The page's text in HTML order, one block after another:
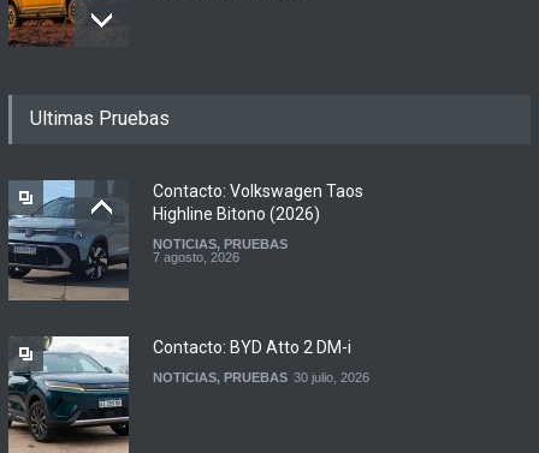
renovadas S2 y Skua 150 en
7 agosto, 2026
Argentina y Ecuador
Ultimas Pruebas
Contacto: Volkswagen Taos
Highline Bitono (2026)
NOTICIAS, PRUEBAS
7 agosto, 2026
Contacto: BYD Atto 2 DM-i
NOTICIAS, PRUEBAS 30 julio, 2026